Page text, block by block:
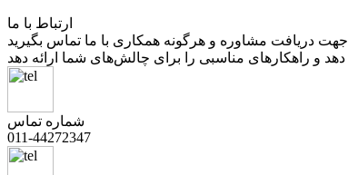
ارتباط با ما
جهت دریافت مشاوره و هرگونه همکاری با ما تماس بگیرید
شماره تماس
011-44272347